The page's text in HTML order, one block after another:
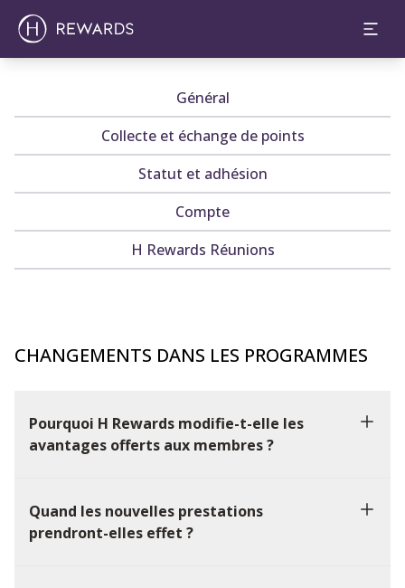
Général
Collecte et échange de points
Statut et adhésion
Compte
H Rewards Réunions
CHANGEMENTS DANS LES PROGRAMMES
Pourquoi H Rewards modifie-t-elle les
avantages offerts aux membres ?
Quand les nouvelles prestations
prendront-elles effet ?